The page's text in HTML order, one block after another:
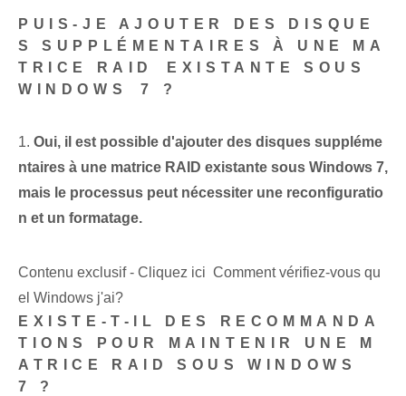
PUIS-JE AJOUTER DES DISQUE
S SUPPLÉMENTAIRES À UNE MA
TRICE RAID⁤ EXISTANTE SOUS
WINDOWS⁣ 7 ?
1. Oui, il est possible d'ajouter des disques suppléme
ntaires à une matrice RAID existante sous Windows 7,
mais le processus peut nécessiter une reconfiguratio
n et un formatage.
Contenu exclusif - Cliquez ici Comment vérifiez-vous qu
el Windows j'ai?
EXISTE-T-IL DES RECOMMANDA
TIONS POUR MAINTENIR UNE M
ATRICE RAID SOUS WINDOWS
7 ?